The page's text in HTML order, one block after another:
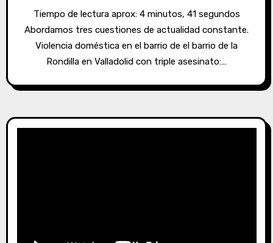
Tiempo de lectura aprox: 4 minutos, 41 segundos
Abordamos tres cuestiones de actualidad constante.
Violencia doméstica en el barrio de el barrio de la
Rondilla en Valladolid con triple asesinato:…